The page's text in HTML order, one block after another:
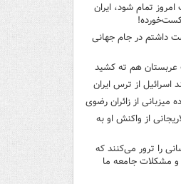
تمام شود، ایران
داشتم در جام جهانی
هم ته‌ کشید
اسرائیل از ترس ایران
میزبانی از زائران رضوی
از واکنش او به
را ترور می‌کنند که
مشکلات جامعه ما